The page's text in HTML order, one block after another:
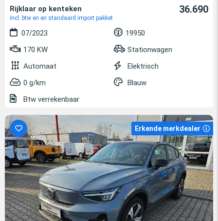
Rijklaar op kenteken
incl. btw en en standaard import pakket
36.690
07/2023
19950
170 KW
Stationwagen
Automaat
Elektrisch
0 g/km
Blauw
Btw verrekenbaar
Erkende merkdealer